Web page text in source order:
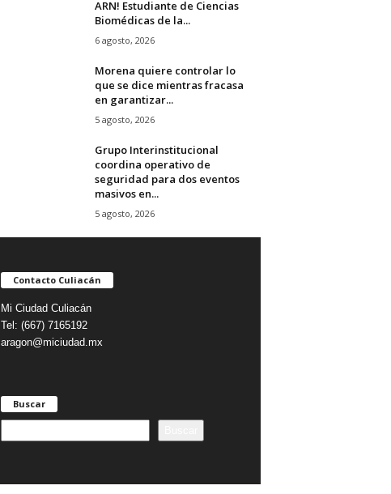
ARN! Estudiante de Ciencias
Biomédicas de la...
6 agosto, 2026
Morena quiere controlar lo
que se dice mientras fracasa
en garantizar...
5 agosto, 2026
Grupo Interinstitucional
coordina operativo de
seguridad para dos eventos
masivos en...
5 agosto, 2026
Contacto Culiacán
Mi Ciudad Culiacán
Tel: (667) 7165192
aragon@miciudad.mx
Buscar
u